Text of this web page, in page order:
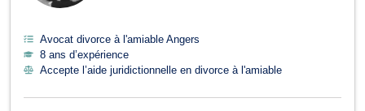
Avocat divorce à l'amiable Angers
8 ans d’expérience
Accepte l’aide juridictionnelle en divorce à l'amiable